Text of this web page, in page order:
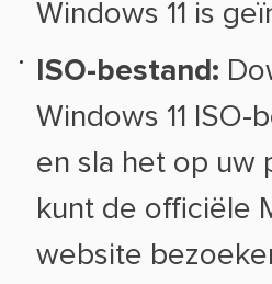
Windows 11 is
ISO-bestand:
Windows 11 ISO-
en sla het op uw
kunt de officiële
website